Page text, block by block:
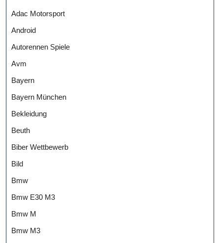
Adac Motorsport
Android
Autorennen Spiele
Avm
Bayern
Bayern München
Bekleidung
Beuth
Biber Wettbewerb
Bild
Bmw
Bmw E30 M3
Bmw M
Bmw M3